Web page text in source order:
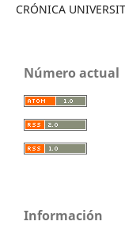
CRÓNICA
Número actual
Información